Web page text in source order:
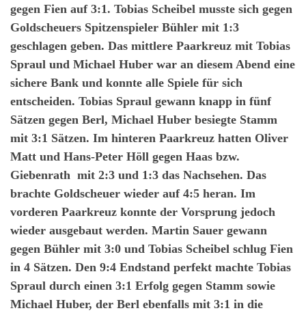
gegen Fien auf 3:1. Tobias Scheibel musste sich gegen
Goldscheuers Spitzenspieler Bühler mit 1:3
geschlagen geben. Das mittlere Paarkreuz mit Tobias
Spraul und Michael Huber war an diesem Abend eine
sichere Bank und konnte alle Spiele für sich
entscheiden. Tobias Spraul gewann knapp in fünf
Sätzen gegen Berl, Michael Huber besiegte Stamm
mit 3:1 Sätzen. Im hinteren Paarkreuz hatten Oliver
Matt und Hans-Peter Höll gegen Haas bzw.
Giebenrath mit 2:3 und 1:3 das Nachsehen. Das
brachte Goldscheuer wieder auf 4:5 heran. Im
vorderen Paarkreuz konnte der Vorsprung jedoch
wieder ausgebaut werden. Martin Sauer gewann
gegen Bühler mit 3:0 und Tobias Scheibel schlug Fien
in 4 Sätzen. Den 9:4 Endstand perfekt machte Tobias
Spraul durch einen 3:1 Erfolg gegen Stamm sowie
Michael Huber, der Berl ebenfalls mit 3:1 in die